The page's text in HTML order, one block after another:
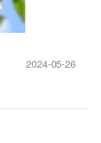
2024-05-26